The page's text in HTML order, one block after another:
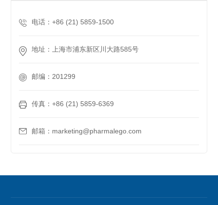
电话：+86 (21) 5859-1500
地址：上海市浦东新区川大路585号
邮编：201299
传真：+86 (21) 5859-6369
邮箱：marketing@pharmalego.com